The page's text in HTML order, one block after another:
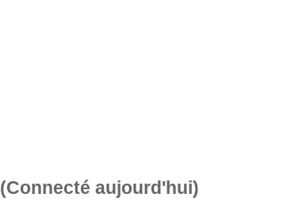
(Connecté aujourd'hui)